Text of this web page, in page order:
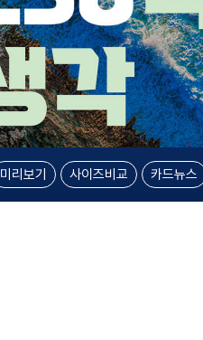
미리보기 사이즈비교 카드뉴스